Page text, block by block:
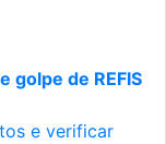
golpe de REFIS
e verificar